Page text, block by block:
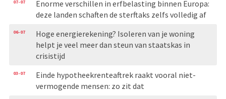
07-07
Enorme verschillen in erfbelasting binnen Europa:
deze landen schaften de sterftaks zelfs volledig af
06-07
Hoge energierekening? Isoleren van je woning
helpt je veel meer dan steun van staatskas in
crisistijd
03-07
Einde hypotheekrenteaftrek raakt vooral niet-
vermogende mensen: zo zit dat